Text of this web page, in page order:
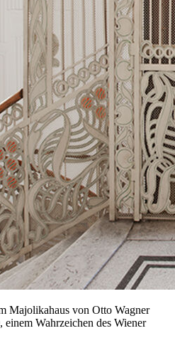
Majolikahaus von Otto Wagner
Wahrzeichen des Wiener